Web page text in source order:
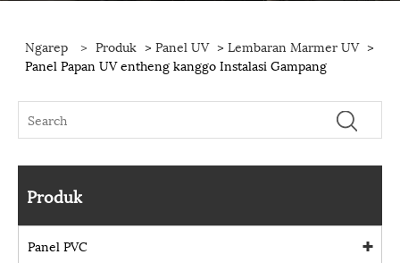
Ngarep > Produk >Panel UV >Lembaran Marmer UV >
Panel Papan UV entheng kanggo Instalasi Gampang
Produk
Panel PVC